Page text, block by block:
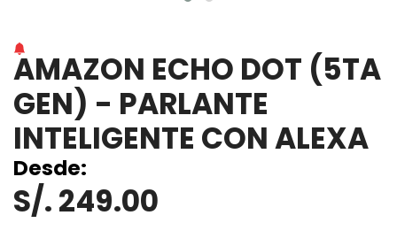
AMAZON ECHO DOT (5TA
GEN) - PARLANTE
INTELIGENTE CON ALEXA
Desde:
S/. 249.00